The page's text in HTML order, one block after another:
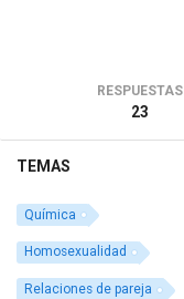
RESPUESTAS
23
TEMAS
Química
Homosexualidad
Relaciones de pareja